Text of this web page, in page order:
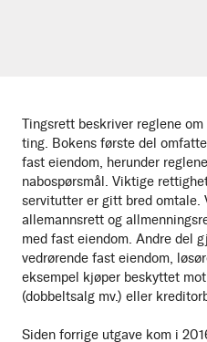
Tingsrett beskriver reglene
ting. Bokens første del
fast eiendom, herunder
nabospørsmål. Viktige
servitutter er gitt bred omtale.
allemannsrett og
med fast eiendom. Andre del
vedrørende fast eiendom,
eksempel kjøper beskyttet
(dobbeltsalg mv.) eller
Siden forrige utgave kom i